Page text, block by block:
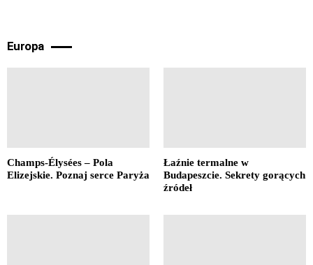
Europa
Champs-Élysées – Pola
Elizejskie. Poznaj serce Paryża
Łaźnie termalne w
Budapeszcie. Sekrety gorących
źródeł